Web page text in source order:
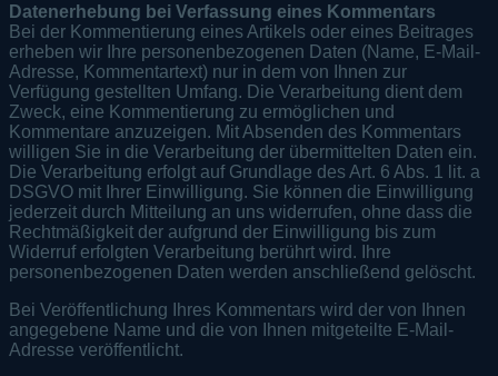
Datenerhebung bei Verfassung eines Kommentars
Bei der Kommentierung eines Artikels oder eines Beitrages
erheben wir Ihre personenbezogenen Daten (Name, E-Mail-
Adresse, Kommentartext) nur in dem von Ihnen zur
Verfügung gestellten Umfang. Die Verarbeitung dient dem
Zweck, eine Kommentierung zu ermöglichen und
Kommentare anzuzeigen. Mit Absenden des Kommentars
willigen Sie in die Verarbeitung der übermittelten Daten ein.
Die Verarbeitung erfolgt auf Grundlage des Art. 6 Abs. 1 lit. a
DSGVO mit Ihrer Einwilligung. Sie können die Einwilligung
jederzeit durch Mitteilung an uns widerrufen, ohne dass die
Rechtmäßigkeit der aufgrund der Einwilligung bis zum
Widerruf erfolgten Verarbeitung berührt wird. Ihre
personenbezogenen Daten werden anschließend gelöscht.
Bei Veröffentlichung Ihres Kommentars wird der von Ihnen
angegebene Name und die von Ihnen mitgeteilte E-Mail-
Adresse veröffentlicht.